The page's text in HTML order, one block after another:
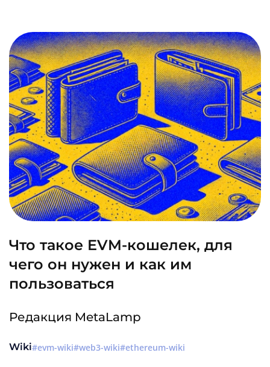
Что такое EVM-кошелек, для
чего он нужен и как им
пользоваться
Редакция MetaLamp
Wiki evm-wiki web3-wiki ethereum-wiki